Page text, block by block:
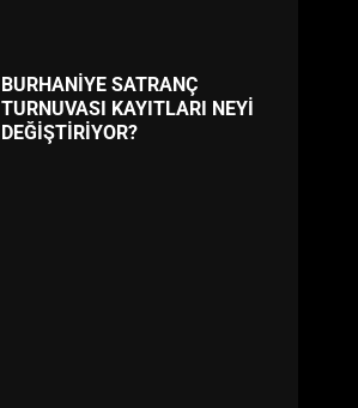
BURHANİYE SATRANÇ
TURNUVASI KAYITLARI NEYİ
DEĞİŞTİRİYOR?